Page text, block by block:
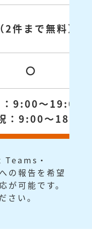
2件まで無料）
〇
9:00～19:00
：9:00～18:00
・
の報告を希望
が可能です。
さい。